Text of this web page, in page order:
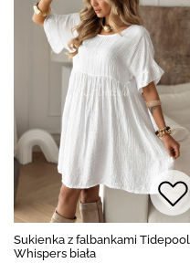
Sukienka z falbankami Tidepool
Whispers biała